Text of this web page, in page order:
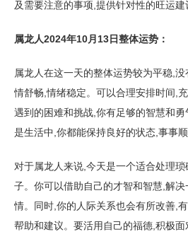
名字
星座
及需要注意的事项,提供针对性的旺运建
属龙人2024年10月13日整体运势：
属龙人在这一天的整体运势较为平稳,
情舒畅,情绪稳定。可以合理安排时间,
遇到的困难和挑战,你有足够的智慧和
是生活中,你都能保持良好的状态,事事顺
对于属龙人来说,今天是一个适合处理
子。你可以借助自己的才智和智慧,解
情。同时,你的人际关系也会有所改善,
帮助和建议。要活用自己的福德,积极面